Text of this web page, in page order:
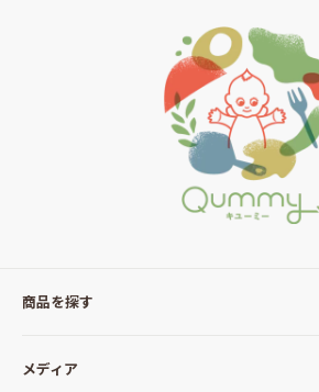
商品を探す
全ての商品
メディア